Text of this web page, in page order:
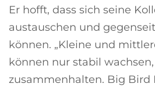
Er hofft, dass sich seine
austauschen und
können. „Kleine und
können nur stabil
zusammenhalten. Big Bird